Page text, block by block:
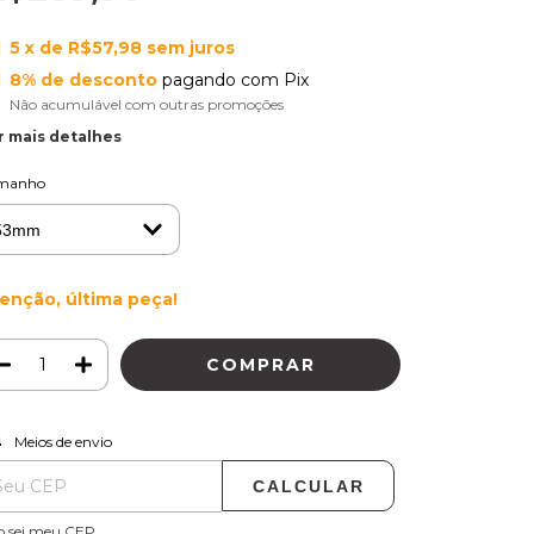
5 x de R$57,98 sem juros
8% de descontopagando com Pix
Não acumulável com outras promoções
mais detalhes
última peça!
para o CEP:
Meios de envio
CALCULAR